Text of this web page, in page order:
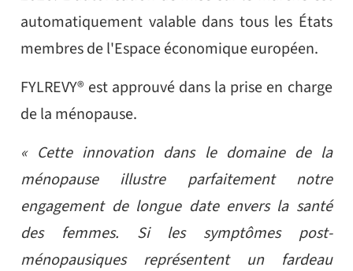
automatiquement valable dans tous les États
membres de l'Espace économique européen.
FYLREVY® est approuvé dans la prise en charge
de la ménopause.
« Cette innovation dans le domaine de la
ménopause illustre parfaitement notre
engagement de longue date envers la santé
des femmes. Si les symptômes post-
ménopausiques représentent un fardeau